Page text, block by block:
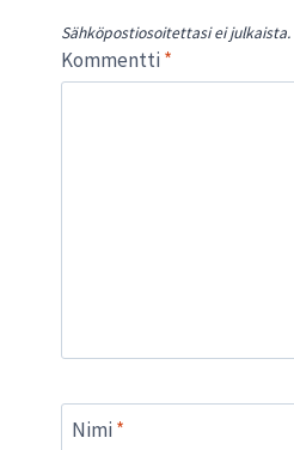
Sähköpostiosoitettasi ei julkaista.
Kommentti *
Nimi *